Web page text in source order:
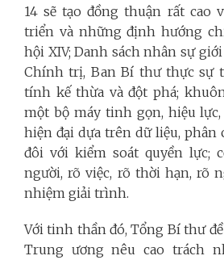
14 sẽ tạo đồng thuận rất cao
triển và những định hướng
hội XIV; Danh sách nhân sự
Chính trị, Ban Bí thư thực sự
tính kế thừa và đột phá;
một bộ máy tinh gọn, hiệu
hiện đại dựa trên dữ liệu, phân
đôi với kiểm soát quyền lực;
người, rõ việc, rõ thời hạn, rõ
nhiệm giải trình.
Với tinh thần đó, Tổng Bí thư
Trung ương nêu cao trách